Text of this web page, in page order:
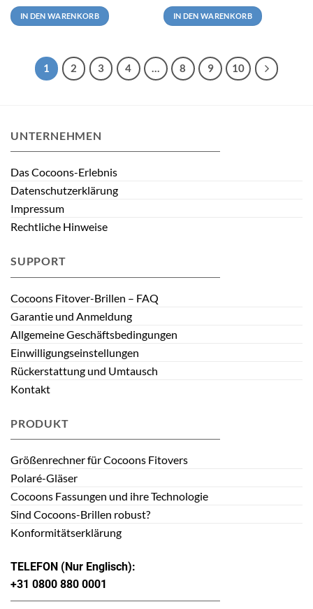
IN DEN WARENKORB IN DEN WARENKORB
1 2 3 4 … 8 9 10
UNTERNEHMEN
Das Cocoons-Erlebnis
Datenschutzerklärung
Impressum
Rechtliche Hinweise
SUPPORT
Cocoons Fitover-Brillen – FAQ
Garantie und Anmeldung
Allgemeine Geschäftsbedingungen
Einwilligungseinstellungen
Rückerstattung und Umtausch
Kontakt
PRODUKT
Größenrechner für Cocoons Fitovers
Polaré-Gläser
Cocoons Fassungen und ihre Technologie
Sind Cocoons-Brillen robust?
Konformitätserklärung
TELEFON (Nur Englisch):
+31 0800 880 0001